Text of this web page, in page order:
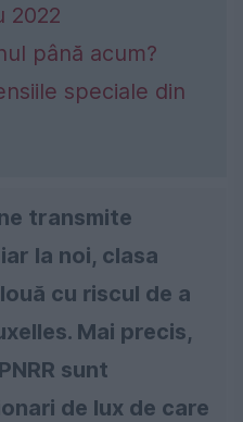
2022
până acum?
speciale din
transmite
la noi, clasa
cu riscul de a
Mai precis,
sunt
de lux de care